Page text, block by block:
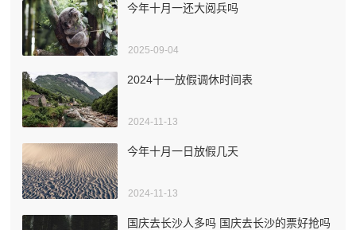
今年十月一还大阅兵吗
2025-09-04
2024十一放假调休时间表
2024-11-13
今年十月一日放假几天
2024-11-13
国庆去长沙人多吗 国庆去长沙的票好抢吗